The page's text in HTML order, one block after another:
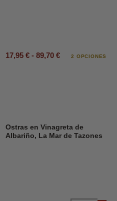
17,95 € - 89,70 € 2 OPCIONES
Ostras en Vinagreta de
Albariño, La Mar de Tazones